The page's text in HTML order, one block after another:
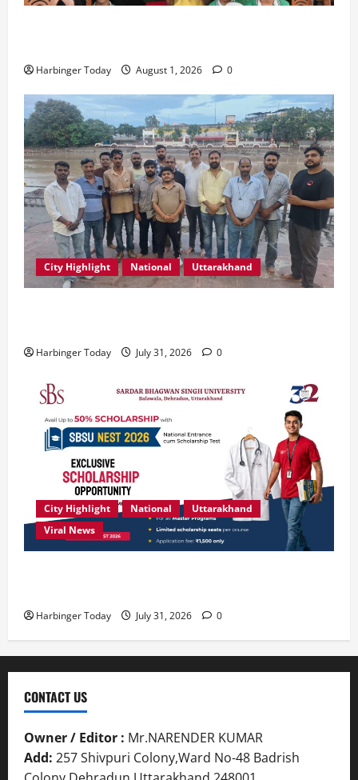
Harbinger Today August 1, 2026 0
City Highlight National Uttarakhand
Harbinger Today July 31, 2026 0
City Highlight National
Uttarakhand
Viral News
Harbinger Today July 31, 2026 0
CONTACT US
Owner / Editor : Mr.NARENDER KUMAR
Add: 257 Shivpuri Colony,Ward No-48 Badrish